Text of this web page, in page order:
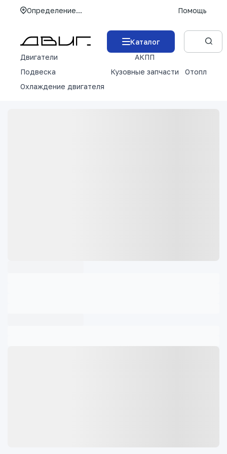
Определение... Помощь
Каталог
Двигатели
АКПП
Подвеска
Кузовные запчасти
Отопление
Охлаждение двигателя